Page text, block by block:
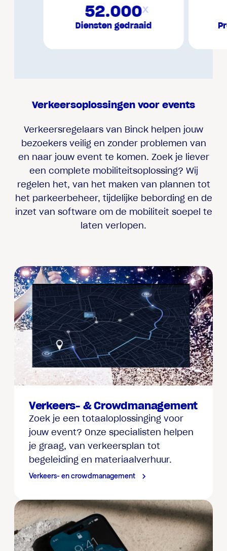
52.000x
Diensten gedraaid
Verkeersoplossingen voor events
Verkeersregelaars van Binck helpen jouw
bezoekers veilig en zonder problemen van
en naar jouw event te komen. Zoek je liever
een complete mobiliteitsoplossing? Wij
regelen het, van het maken van plannen tot
het parkeerbeheer, tijdelijke bebording en de
inzet van software om de mobiliteit soepel te
laten verlopen.
Verkeers- & Crowdmanagement
Zoek je een totaaloplossinging voor
jouw event? Onze specialisten helpen
je graag, van verkeersplan tot
begeleiding en materiaalverhuur.
Verkeers- en crowdmanagement